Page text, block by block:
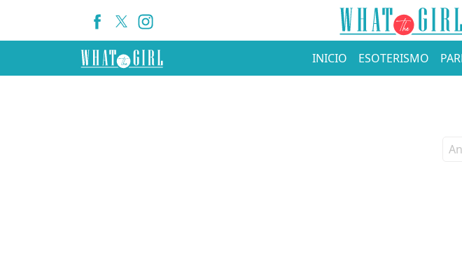
INICIO ESOTERISMO